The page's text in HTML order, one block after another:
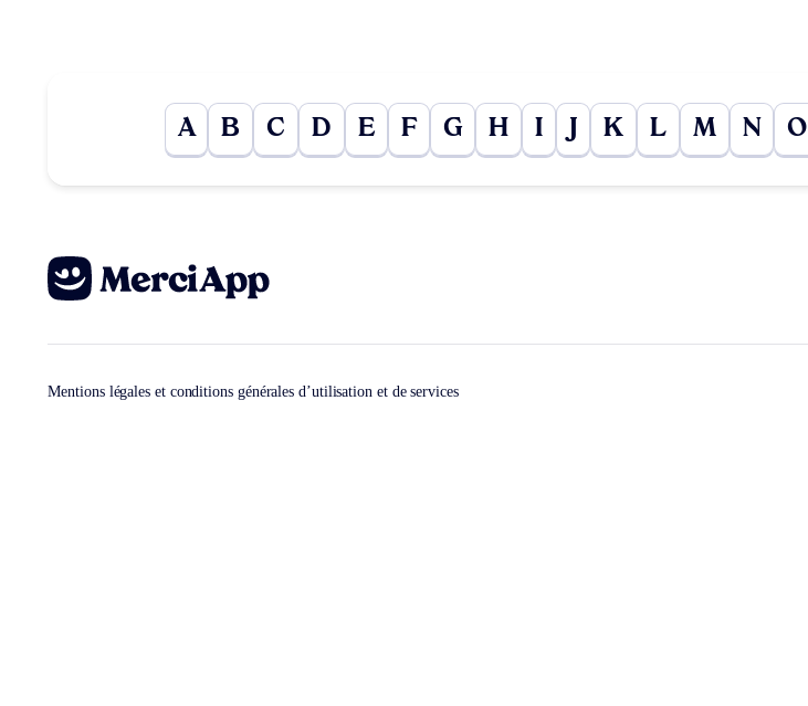
A B C D E F G H I J K L M N O
Mentions légales et conditions générales d’utilisation et de services